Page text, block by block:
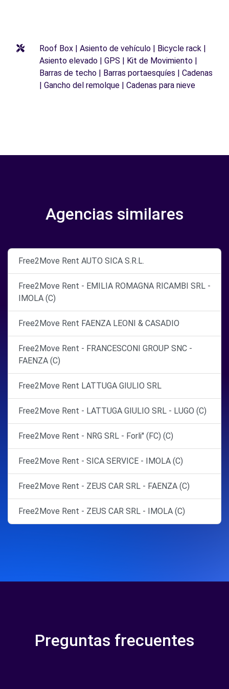
Roof Box | Asiento de vehículo | Bicycle rack |
Asiento elevado | GPS | Kit de Movimiento |
Barras de techo | Barras portaesquíes | Cadenas
| Gancho del remolque | Cadenas para nieve
Agencias similares
Free2Move Rent AUTO SICA S.R.L.
Free2Move Rent - EMILIA ROMAGNA RICAMBI SRL -
IMOLA (C)
Free2Move Rent FAENZA LEONI & CASADIO
Free2Move Rent - FRANCESCONI GROUP SNC -
FAENZA (C)
Free2Move Rent LATTUGA GIULIO SRL
Free2Move Rent - LATTUGA GIULIO SRL - LUGO (C)
Free2Move Rent - NRG SRL - Forli'' (FC) (C)
Free2Move Rent - SICA SERVICE - IMOLA (C)
Free2Move Rent - ZEUS CAR SRL - FAENZA (C)
Free2Move Rent - ZEUS CAR SRL - IMOLA (C)
Preguntas frecuentes